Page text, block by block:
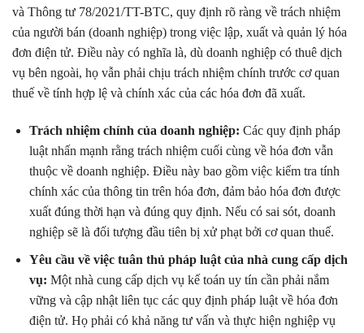
và Thông tư 78/2021/TT-BTC, quy định rõ ràng về trách nhiệm
của người bán (doanh nghiệp) trong việc lập, xuất và quản lý hóa
đơn điện tử. Điều này có nghĩa là, dù doanh nghiệp có thuê dịch
vụ bên ngoài, họ vẫn phải chịu trách nhiệm chính trước cơ quan
thuế về tính hợp lệ và chính xác của các hóa đơn đã xuất.
Trách nhiệm chính của doanh nghiệp: Các quy định pháp
luật nhấn mạnh rằng trách nhiệm cuối cùng về hóa đơn vẫn
thuộc về doanh nghiệp. Điều này bao gồm việc kiểm tra tính
chính xác của thông tin trên hóa đơn, đảm bảo hóa đơn được
xuất đúng thời hạn và đúng quy định. Nếu có sai sót, doanh
nghiệp sẽ là đối tượng đầu tiên bị xử phạt bởi cơ quan thuế.
Yêu cầu về việc tuân thủ pháp luật của nhà cung cấp dịch
vụ: Một nhà cung cấp dịch vụ kế toán uy tín cần phải nắm
vững và cập nhật liên tục các quy định pháp luật về hóa đơn
điện tử. Họ phải có khả năng tư vấn và thực hiện nghiệp vụ